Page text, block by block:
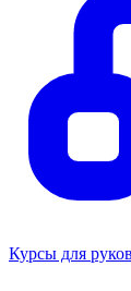
Курсы для